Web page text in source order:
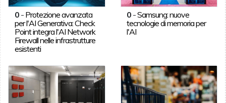
0- Protezione avanzata
per l'AI Generativa: Check
Point integra l'AI Network
Firewall nelle infrastrutture
esistenti
0 -Samsung: nuove
tecnologie di memoria per
l'AI